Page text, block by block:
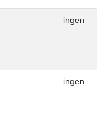
ingen
ingen